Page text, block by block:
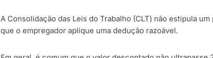
A Consolidação das Leis do Trabalho (CLT) não estipula
que o empregador aplique uma dedução razoável.